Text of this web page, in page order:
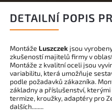
DETAILNÍ POPIS
Montáže Luszczek jsou
zkušeností majitelů firmy v
Montáže z kvalitní oceli jsou
variabilitu, která umožňuje
podle požadavků zákazníka.
základny a příslušenství,
termize, kroužky, adaptéry pro
dalších........